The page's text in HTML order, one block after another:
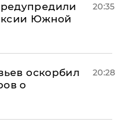
Южной
20:35
оскорбил
о
20:28